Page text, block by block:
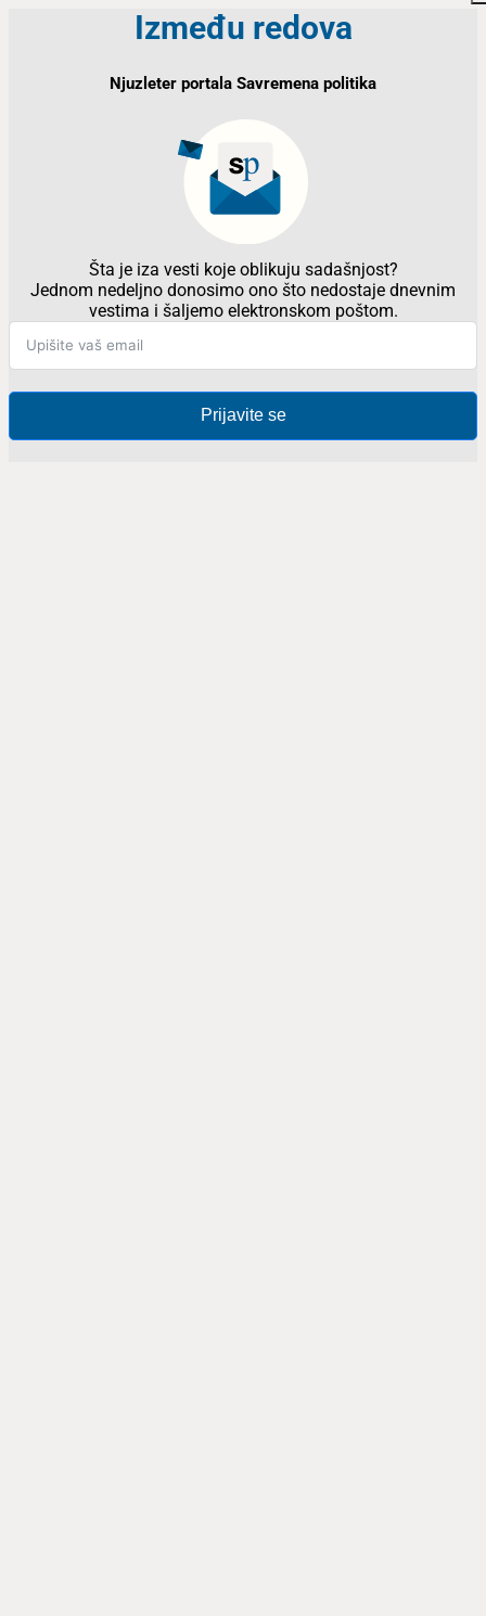
Između redova
Njuzleter portala Savremena politika
Šta je iza vesti koje oblikuju sadašnjost?
Jednom nedeljno donosimo ono što nedostaje dnevnim
vestima i šaljemo elektronskom poštom.
Prijavite se